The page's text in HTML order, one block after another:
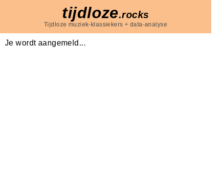
tijdloze.rocks
Tijdloze muziek-klassiekers + data-analyse
Je wordt aangemeld...